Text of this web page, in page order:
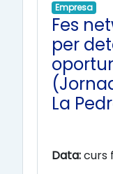
Empresa
Fes
per
La
Data:curs